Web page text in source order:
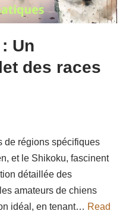
Un
des races
de régions spécifiques
et le Shikoku, fascinent
détaillée des
amateurs de chiens
idéal, en tenant… Read